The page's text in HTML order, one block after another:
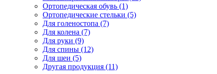
Ортопедическая обувь (1)
Ортопедические стельки (5)
Для голеностопа (7)
Для колена (7)
Для руки (9)
Для спины (12)
Для шеи (5)
Другая продукция (11)